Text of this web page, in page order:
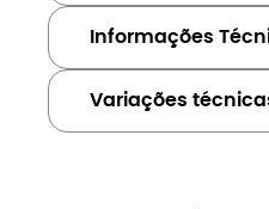
Informações
Variações